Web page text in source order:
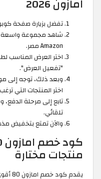
امازون 2026
تفضل بزيارة صفحة
شاهد مجموعة واسعة
Amazon مصر.
اختر العرض المناسب
"تفعيل العرض".
وبعد ذلك، توجه إلى
اختر المنتجات التي
تابع إلى مرحلة
تلقائي.
والآن تمتع بتخفيض مذهل يصل إلى
منتجات مختارة